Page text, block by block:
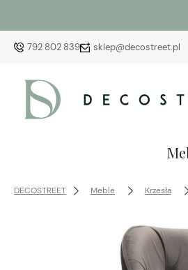
792 802 839 sklep@decostreet.pl
DECOSTREET Meble Krzesła